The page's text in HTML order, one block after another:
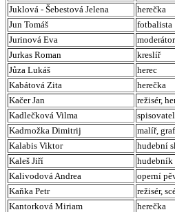
Juklová - Šebestová Jelena
herečka
Jun Tomáš
fotbalista
Jurinová Eva
Jurkas Roman
kreslíř
Jůza Lukáš
herec
Kabátová Zita
herečka
Kačer Jan
režisér,
Kadlečková Vilma
Kadrnožka Dimitrij
malíř,
Kalabis Viktor
hudební
Kaleš Jiří
hudebník
Kalivodová Andrea
operní
Kaňka Petr
režisér,
Kantorková Miriam
herečka